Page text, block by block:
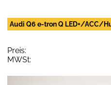
Audi Q6 e-tron Q LED+/ACC/
Preis:
MWSt: